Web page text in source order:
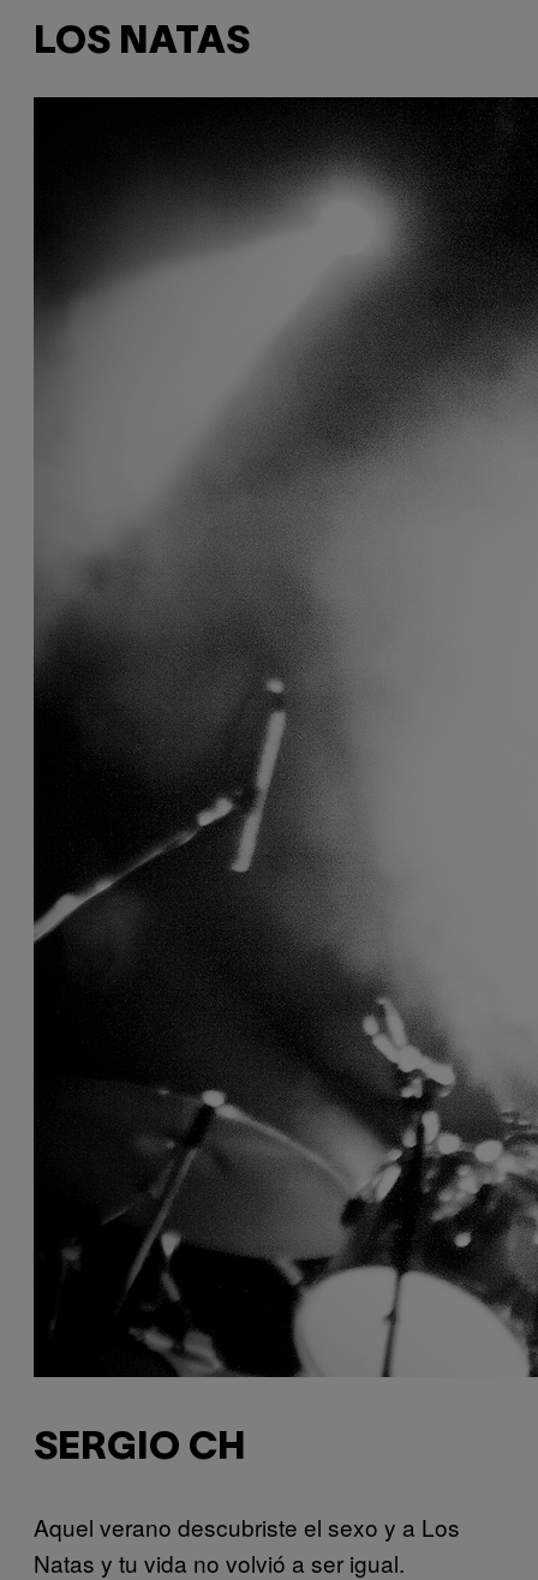
LOS NATAS
SERGIO CH
Aquel verano descubriste el sexo y a Los
Natas y tu vida no volvió a ser igual.